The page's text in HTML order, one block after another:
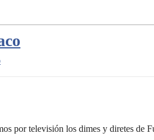
por televisión los dimes y diretes de